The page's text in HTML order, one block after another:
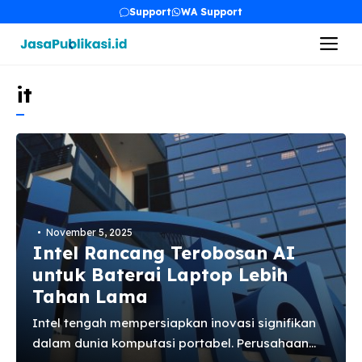
content
Support WA Support
it
November 5, 2025
Intel Rancang Terobosan AI
untuk Baterai Laptop Lebih
Tahan Lama
Intel tengah mempersiapkan inovasi signifikan
dalam dunia komputasi portabel. Perusahaan